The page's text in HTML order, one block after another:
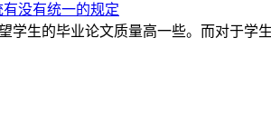
没有统一的规定
学生的毕业论文质量高一些。而对于